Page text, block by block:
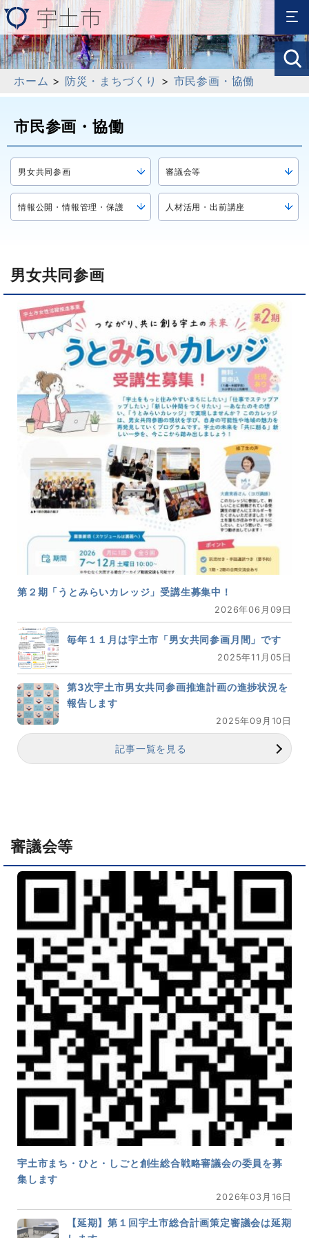
ホーム > 防災・まちづくり > 市民参画・協働
市民参画・協働
男女共同参画 審議会等
情報公開・情報管理・保護 人材活用・出前講座
男女共同参画
第２期「うとみらいカレッジ」受講生募集中！
2026年06月09日
毎年１１月は宇土市「男女共同参画月間」です
2025年11月05日
第3次宇土市男女共同参画推進計画の進捗状況を
報告します
2025年09月10日
記事一覧を見る
審議会等
宇土市まち・ひと・しごと創生総合戦略審議会の委員を募
集します
2026年03月16日
【延期】第１回宇土市総合計画策定審議会は延期